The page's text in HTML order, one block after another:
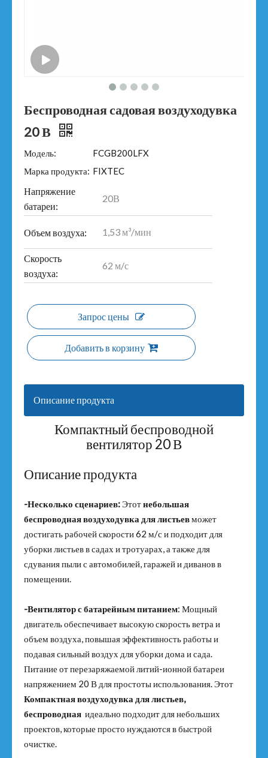
Беспроводная садовая воздуходувка
20 В
Модель:
FCGB200LFX
Марка продукта: FIXTEC
Напряжение
батареи:
20В
Объем воздуха: 1,53 м³/мин
Скорость
воздуха:
62 м/с
Запрос цены
Добавить в корзину
Описание продукта
Компактный беспроводной
вентилятор 20 В
Описание продукта
-Несколько сценариев:Этотнебольшая
беспроводная воздуходувка для листьевможет
достигать рабочей скорости 62 м/с и подходит для
уборки листьев в садах и тротуарах, а также для
сдувания пыли с автомобилей, гаражей и диванов в
помещении.
-Вентилятор с батарейным питанием: Мощный
двигатель обеспечивает высокую скорость ветра и
объем воздуха, повышая эффективность работы и
подавая сильный воздух для уборки дома и сада.
Питание от перезаряжаемой литий-ионной батареи
напряжением 20 В для простоты использования. Этот
Компактная воздуходувка для листьев,
беспроводная идеально подходит для небольших
проектов, которые просто нуждаются в быстрой
очистке.